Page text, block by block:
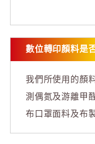
數位轉印顏料是
我們所使用的顏
測偶氮及游離甲
布口罩面料及布